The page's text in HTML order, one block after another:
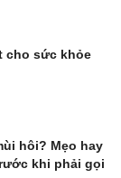
cho sức khỏe
hôi? Mẹo hay
khi phải gọi